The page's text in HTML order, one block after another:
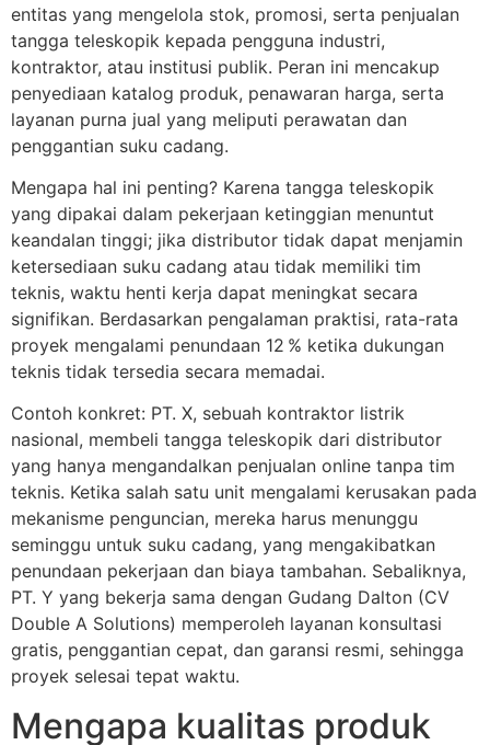
entitas yang mengelola stok, promosi, serta penjualan
tangga teleskopik kepada pengguna industri,
kontraktor, atau institusi publik. Peran ini mencakup
penyediaan katalog produk, penawaran harga, serta
layanan purna jual yang meliputi perawatan dan
penggantian suku cadang.
Mengapa hal ini penting? Karena tangga teleskopik
yang dipakai dalam pekerjaan ketinggian menuntut
keandalan tinggi; jika distributor tidak dapat menjamin
ketersediaan suku cadang atau tidak memiliki tim
teknis, waktu henti kerja dapat meningkat secara
signifikan. Berdasarkan pengalaman praktisi, rata-rata
proyek mengalami penundaan 12 % ketika dukungan
teknis tidak tersedia secara memadai.
Contoh konkret: PT. X, sebuah kontraktor listrik
nasional, membeli tangga teleskopik dari distributor
yang hanya mengandalkan penjualan online tanpa tim
teknis. Ketika salah satu unit mengalami kerusakan pada
mekanisme penguncian, mereka harus menunggu
seminggu untuk suku cadang, yang mengakibatkan
penundaan pekerjaan dan biaya tambahan. Sebaliknya,
PT. Y yang bekerja sama dengan Gudang Dalton (CV
Double A Solutions) memperoleh layanan konsultasi
gratis, penggantian cepat, dan garansi resmi, sehingga
proyek selesai tepat waktu.
Mengapa kualitas produk